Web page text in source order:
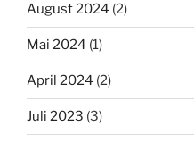
August 2024 (2)
Mai 2024 (1)
April 2024 (2)
Juli 2023 (3)